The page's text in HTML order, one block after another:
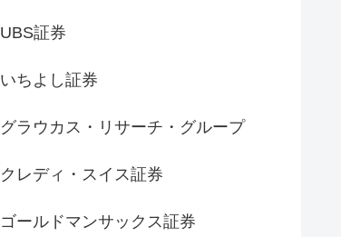
UBS証券
いちよし証券
グラウカス・リサーチ・グループ
クレディ・スイス証券
ゴールドマンサックス証券